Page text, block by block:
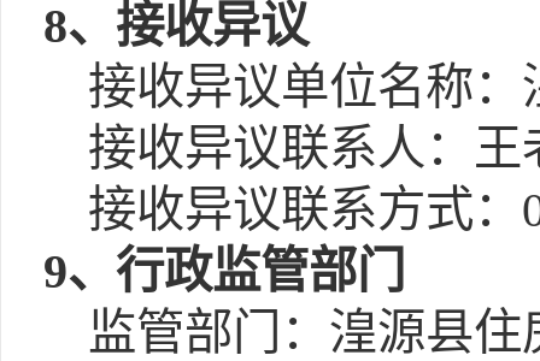
8、接收异议
接收异议单位名称
接收异议联系人：王
接收异议联系方式：
9、行政监管部门
监管部门：湟源县